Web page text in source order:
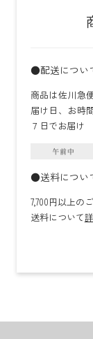
●配送につい
商品は佐川急
届け日、お時
７日でお届け
●送料につい
7,700円以上の
送料について